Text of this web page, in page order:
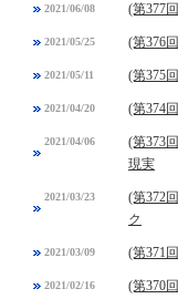
2021/06/08 (第377
2021/05/25 (第376
2021/05/11 (第375
2021/04/20 (第374
2021/04/06
(第373
現実
2021/03/23
(第372
ク
2021/03/09 (第371
2021/02/16 (第370